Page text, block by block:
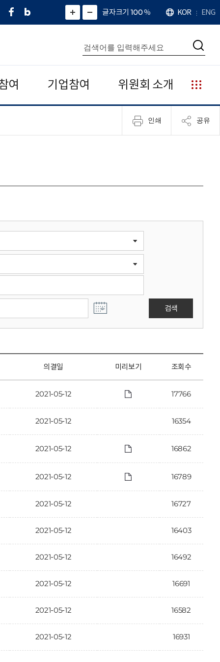
페
네
그
)
화
면
면
소
확
대
치
글자크기 100%
언
어
KOR ENG
통
합
검
색
검
여 기업참여 위원회 소개
누
리
집
안
인쇄 공유
검색
의결일 미리보기 조회수
2021-05-12 17766
2021-05-12 16354
2021-05-12 16862
2021-05-12 16789
2021-05-12 16727
2021-05-12 16403
2021-05-12 16492
2021-05-12 16691
2021-05-12 16582
2021-05-12 16931